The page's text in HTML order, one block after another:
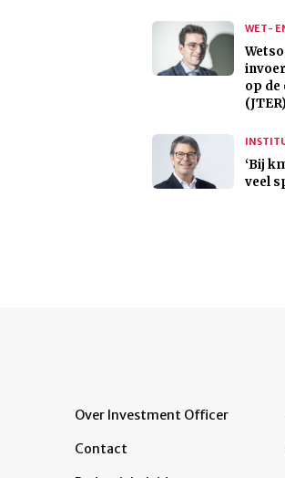
WET-
op
‘Bij
veel
Over Investment Officer
Contact